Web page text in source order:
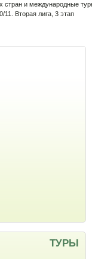
стран и международные
Вторая лига, 3 этап
ТУРЫ